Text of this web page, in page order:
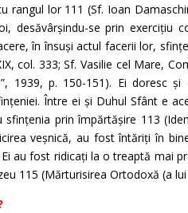
lor 111 (Sf. Ioan
desăvârșindu-se prin exercițiu
în însuși actul facerii lor,
col. 333; Sf. Vasilie cel Mare,
1939, p. 150-151). Ei doresc
Între ei și Duhul Sfânt e
prin împărtășire 113
veșnică, au fost întăriți în
au fost ridicați la o treaptă mai
115 (Mărturisirea Ortodoxă (a